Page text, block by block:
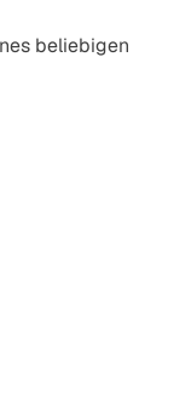
beliebigen